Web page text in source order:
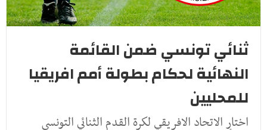
ثنائي تونسي ضمن القائمة
النهائية لحكام بطولة أمم افريقيا
للمحليين
اختار الاتحاد الافريقي لكرة القدم الثنائي التونسي